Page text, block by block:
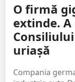
O firmă
extinde.
uriașă
Compania